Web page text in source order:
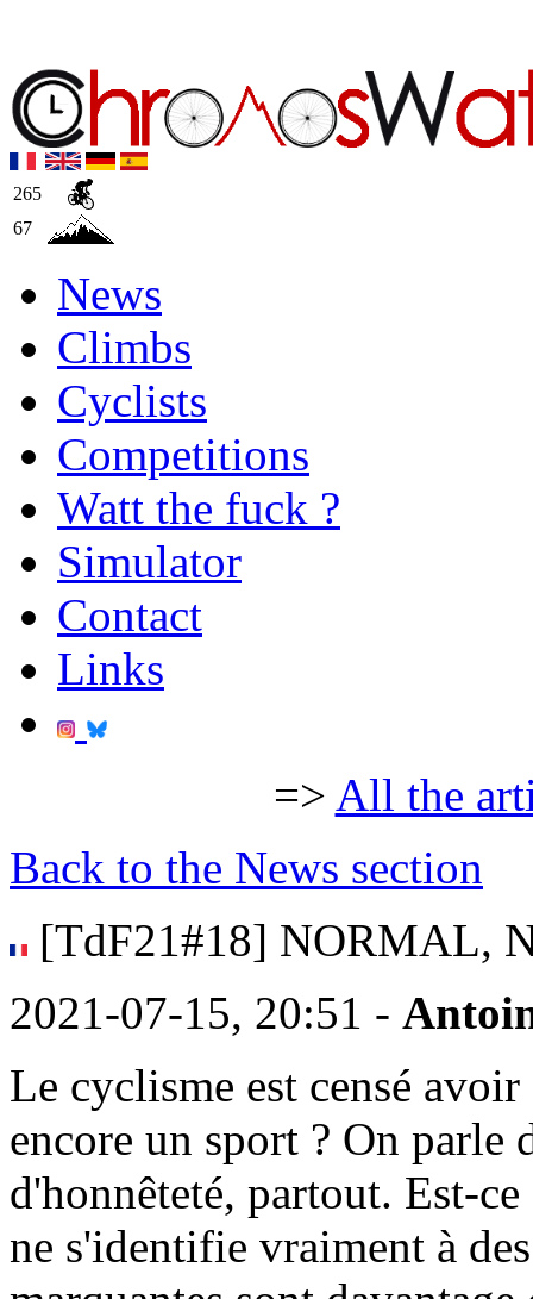
265
67
News
Climbs
Cyclists
Competitions
Watt the fuck ?
Simulator
Contact
Links
=> All the
Back to the News section
[TdF21#18] NORMAL,
2021-07-15, 20:51 -
Le cyclisme est censé
encore un sport ? On parle
d'honnêteté, partout. Est-
ne s'identifie vraiment à